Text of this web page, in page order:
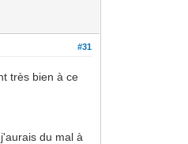
#31
très bien à ce
du mal à